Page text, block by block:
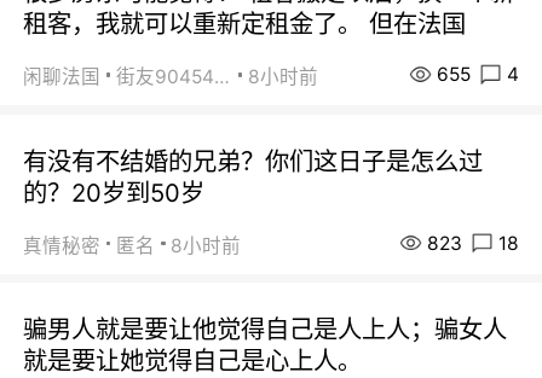
租客，我就可以重新定租金了。 但在法国
闲聊法国 街友90454511 8小时前 655 4
有没有不结婚的兄弟？你们这日子是怎么过
的？20岁到50岁
真情秘密 匿名 8小时前 823 18
骗男人就是要让他觉得自己是人上人；骗女人
就是要让她觉得自己是心上人。